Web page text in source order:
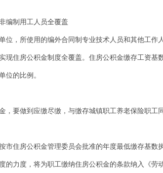
编制用工人员全覆盖
位，所使用的编外合同制专业技术人员和其他工作
住房公积金制度全覆盖。住房公积金缴存工资基
位的比例。
要做到应缴尽缴，与缴存城镇职工养老保险职工
市住房公积金管理委员会批准的年度最低缴存基数
力度，将为职工缴纳住房公积金的条款纳入《劳